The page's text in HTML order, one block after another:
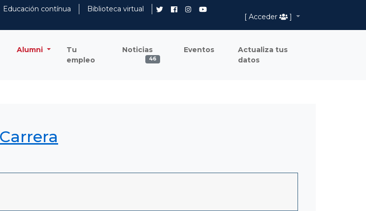
Educación contínua
Biblioteca virtual
[ Acceder
]
Alumni
Tu
empleo
Noticias
46
Eventos
Actualiza tus
datos